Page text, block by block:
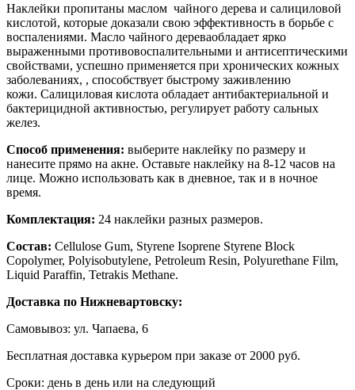
Наклейки пропитаны маслом чайного дерева и салициловой
кислотой, которые доказали свою эффективность в борьбе с
воспалениями. Масло чайного дереваобладает ярко
выраженными противовоспалительными и антисептическими
свойствами, успешно применяется при хронических кожных
заболеваниях, , способствует быстрому заживлению
кожи. Салициловая кислота обладает антибактериальной и
бактерицидной активностью, регулирует работу сальных
желез.
Способ применения: выберите наклейку по размеру и
нанесите прямо на акне. Оставьте наклейку на 8-12 часов на
лице. Можно использовать как в дневное, так и в ночное
время.
Комплектация: 24 наклейки разных размеров.
Состав: Cellulose Gum, Styrene Isoprene Styrene Block
Copolymer, Polyisobutylene, Petroleum Resin, Polyurethane Film,
Liquid Paraffin, Tetrakis Methane.
Доставка по Нижневартовску:
Самовывоз: ул. Чапаева, 6
Бесплатная доставка курьером при заказе от 2000 руб.
Сроки: день в день или на следующий